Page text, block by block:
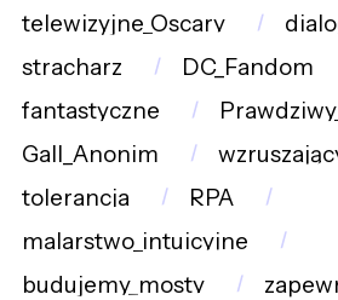
telewizyjne_Oscary
stracharz
DC_Fandom
fantastyczne
Gall_Anonim
tolerancja
RPA
malarstwo_intuicyjne
budujemy_mosty